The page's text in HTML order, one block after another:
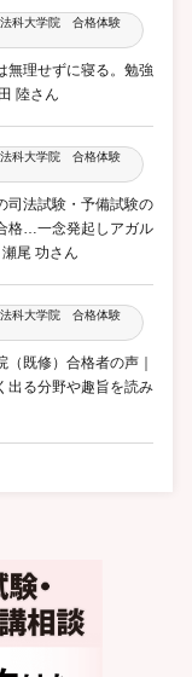
法科大学院 合格体験
無理せずに寝る。勉強
陸さん
法科大学院 合格体験
司法試験・予備試験の
格…一念発起しアガル
尾 功さん
法科大学院 合格体験
既修）合格者の声｜
出る分野や趣旨を読み